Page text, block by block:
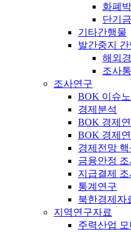
화폐
단기
기타간행물
발간중지 간
해외
조사
조사연구
BOK 이슈
경제분석
BOK 경제
BOK 경제
경제전망
금융안정
지급결제
통계연구
북한경제자
지역연구자료
주력산업